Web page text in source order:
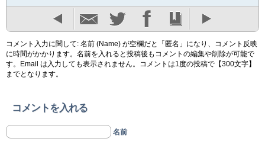
コメント入力に関して: 名前 (Name) が空欄だと「匿名」になり、コメント反映
に時間がかかります。名前を入れると投稿後もコメントの編集や削除が可能で
す。Email は入力しても表示されません。コメントは1度の投稿で【300文字】
までとなります。
コメントを入れる
名前